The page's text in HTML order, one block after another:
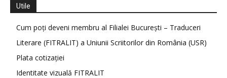
Utile
Cum poți deveni membru al Filialei București – Traduceri
Literare (FITRALIT) a Uniunii Scriitorilor din România (USR)
Plata cotizației
Identitate vizuală FITRALIT